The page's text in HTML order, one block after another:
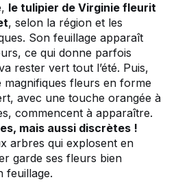
le tulipier de Virginie fleurit
, selon la région et les
Son feuillage apparaît
ce qui donne parfois
rester vert tout l’été. Puis,
magnifiques fleurs en forme
avec une touche orangée à
commencent à apparaître.
mais aussi discrètes !
arbres qui explosent en
garde ses fleurs bien
feuillage.